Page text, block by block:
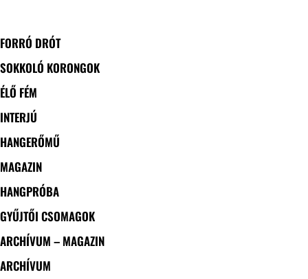
FORRÓ DRÓT
SOKKOLÓ KORONGOK
ÉLŐ FÉM
INTERJÚ
HANGERŐMŰ
MAGAZIN
HANGPRÓBA
GYŰJTŐI CSOMAGOK
ARCHÍVUM – MAGAZIN
ARCHÍVUM